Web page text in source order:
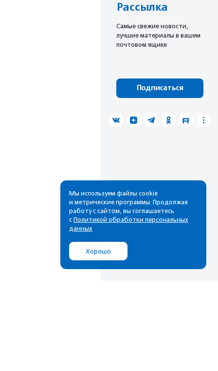
Рассылка
Cамые свежие новости,
лучшие материалы в вашем
почтовом ящике
Подписаться
Мы используем файлы cookie
и метрические программы. Продолжая
работу с сайтом, вы соглашаетесь
с Политикой обработки персональных
данных
Хорошо